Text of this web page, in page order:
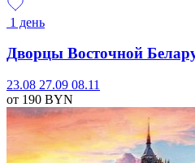
1 день
Дворцы Восточной
23.08 27.09 08.11
от 190 BYN